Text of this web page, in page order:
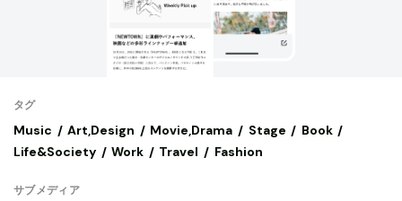
タグ
Music Art,Design Movie,Drama Stage
Book
Life&Society
Work Travel Fashion
サブメディア